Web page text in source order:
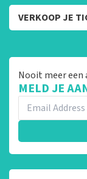
VERKOOP JE
Nooit meer een
MELD JE